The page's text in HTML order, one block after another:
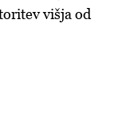
višja od